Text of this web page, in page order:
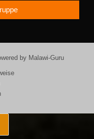
by Malawi-Guru